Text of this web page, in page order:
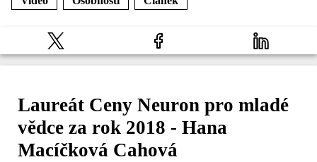
Laureát Ceny Neuron pro mladé
vědce za rok 2018 - Hana
Macíčková Cahová